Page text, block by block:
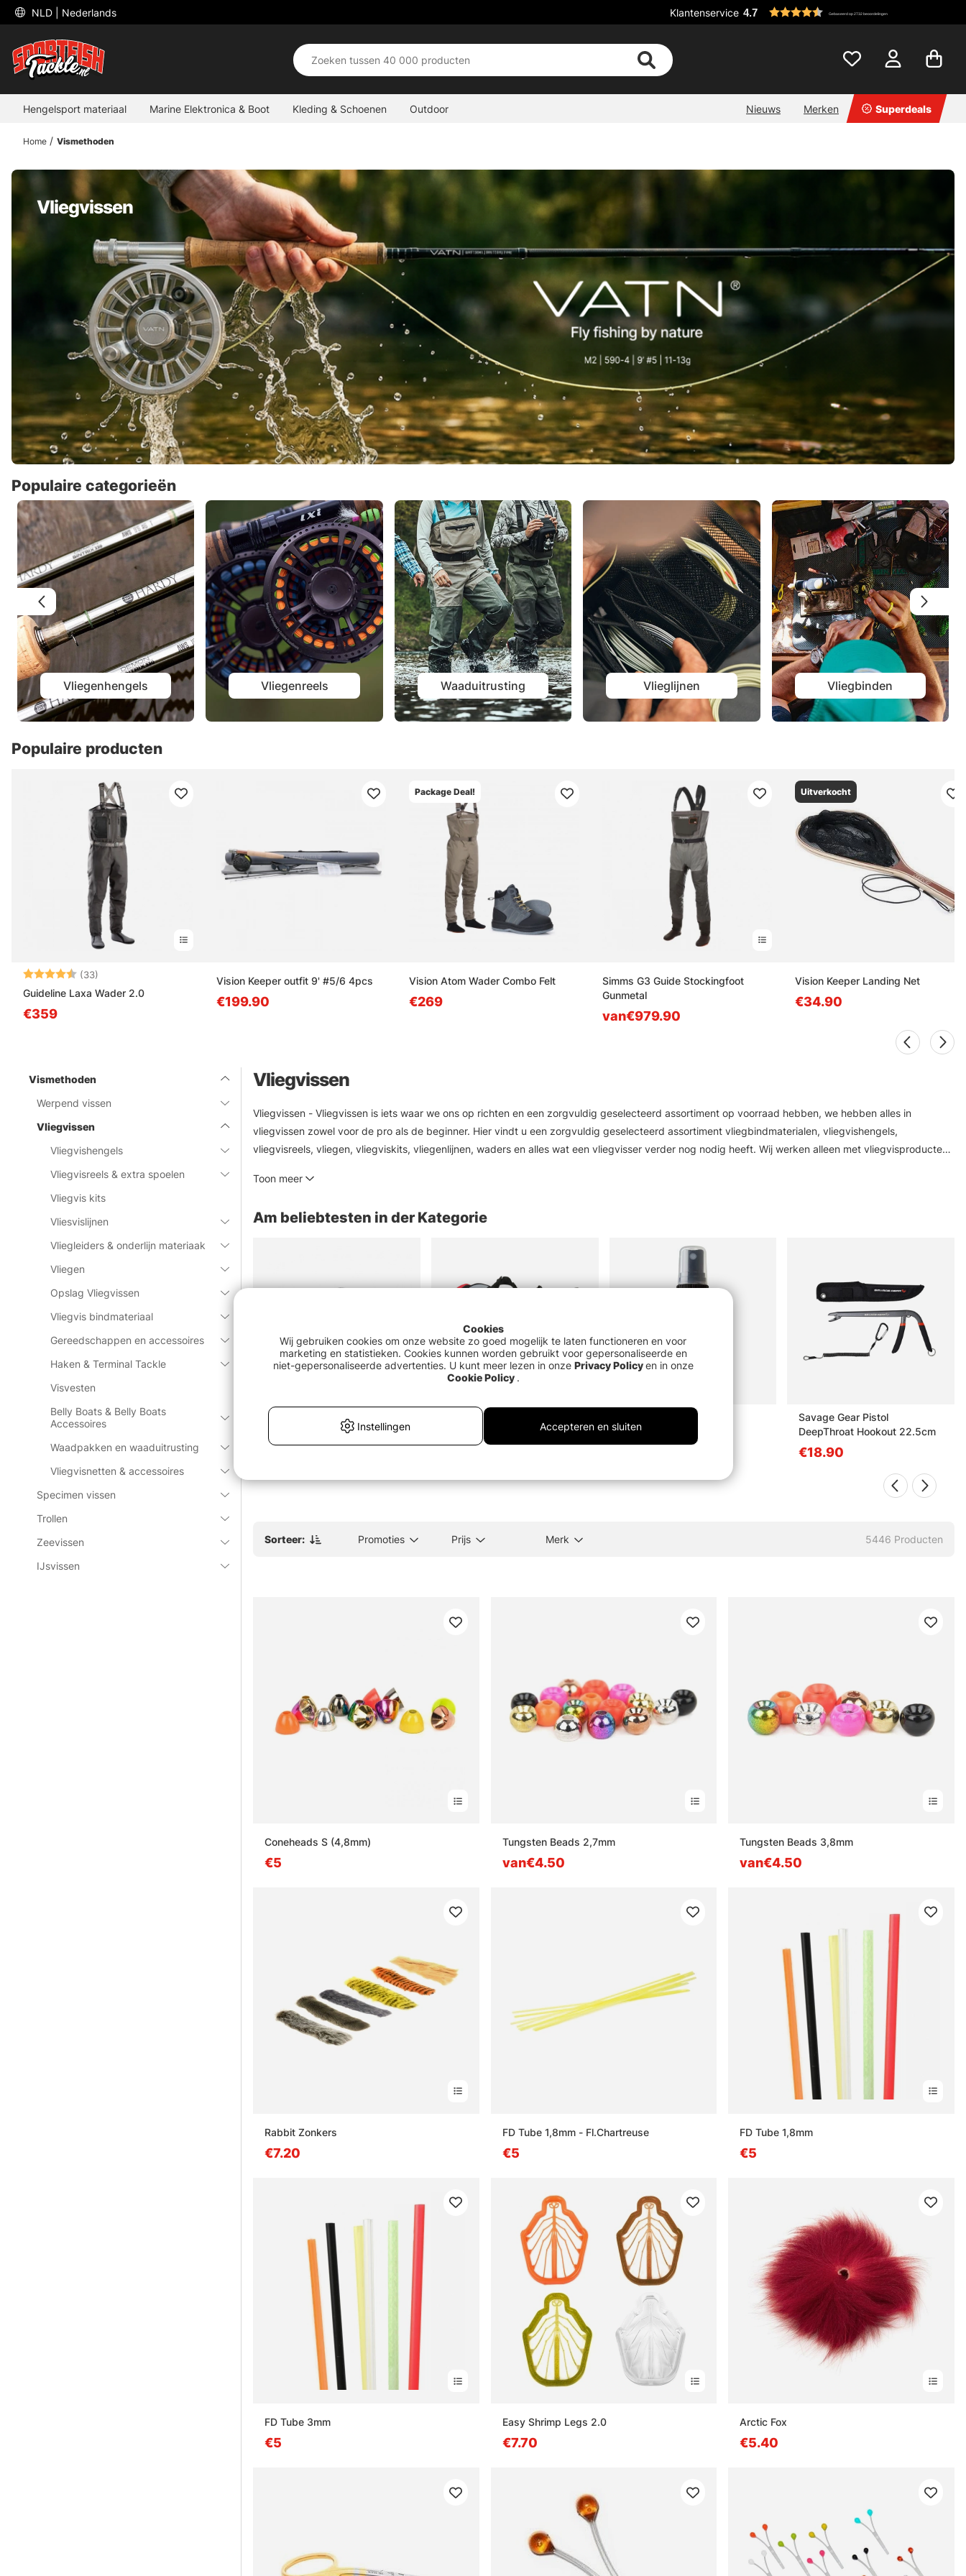
NLD | Nederlands Klantenservice 4.7 Gebaseerd op 2732 beoordelingen
Hengelsport materiaal Marine Elektronica & Boot Kleding & Schoenen Outdoor Nieuws Merken Superdeals
Home Vismethoden
Vliegvissen
Populaire categorieën
Vliegenhengels Vliegenreels Waaduitrusting Vlieglijnen Vliegbinden
Populaire producten
Beoordeling:(33)
Guideline Laxa Wader 2.0
€359
Vision Keeper outfit 9' #5/6 4pcs
€199.90
Package Deal!
Vision Atom Wader Combo Felt
€269
Simms G3 Guide Stockingfoot
Gunmetal
van€979.90
Uitverkocht
Vision Keeper Landing Net
€34.90
Vismethoden
Werpend vissen
Vliegvissen
Vliegvishengels
Vliegvisreels & extra spoelen
Vliegvis kits
Vliesvislijnen
Vliegleiders & onderlijn materiaak
Vliegen
Opslag Vliegvissen
Vliegvis bindmateriaal
Gereedschappen en accessoires
Haken & Terminal Tackle
Visvesten
Belly Boats & Belly Boats
Accessoires
Waadpakken en waaduitrusting
Vliegvisnetten & accessoires
Specimen vissen
Trollen
Zeevissen
IJsvissen
Vliegvissen
Vliegvissen - Vliegvissen is iets waar we ons op richten en een zorgvuldig geselecteerd assortiment op voorraad hebben, we hebben alles in
vliegvissen zowel voor de pro als de beginner. Hier vindt u een zorgvuldig geselecteerd assortiment vliegbindmaterialen, vliegvishengels,
vliegvisreels, vliegen, vliegviskits, vliegenlijnen, waders en alles wat een vliegvisser verder nog nodig heeft. Wij werken alleen met vliegvisproducten
Sage, RIO Loop, Guideline, Pool12 en anderen.
Toon meer
Am beliebtesten in der Kategorie
O´Pros 3rd Hand Rod Holder
€35.90
Söder Tackle Measure Tape
Rapala Countdown Hip Bag Loon Fly Spritz 2
Savage Gear Pistol
DeepThroat Hookout 22.5cm
€18.90
Sorteer: Promoties Prijs Merk 5446 Producten
Coneheads S (4,8mm)
€5
Tungsten Beads 2,7mm
van€4.50
Tungsten Beads 3,8mm
van€4.50
Rabbit Zonkers
€7.20
FD Tube 1,8mm - Fl.Chartreuse
€5
FD Tube 1,8mm
€5
FD Tube 3mm
€5
Easy Shrimp Legs 2.0
€7.70
Arctic Fox
€5.40
Cookies
Wij gebruiken cookies om onze website zo goed mogelijk te laten functioneren en voor
marketing en statistieken. Cookies kunnen worden gebruikt voor gepersonaliseerde en
niet-gepersonaliseerde advertenties. U kunt meer lezen in onze Privacy Policy en in onze
Cookie Policy .
Instellingen Accepteren en sluiten